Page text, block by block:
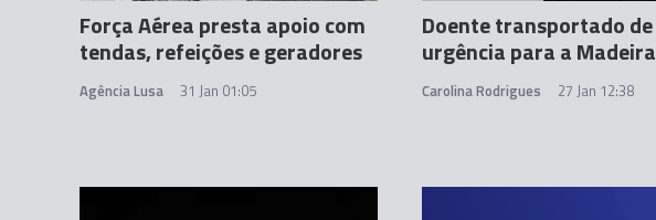
Força Aérea presta apoio com
tendas, refeições e geradores
Agência Lusa 31 Jan 01:05
Doente transportado de
urgência para a Madeira
Carolina Rodrigues 27 Jan 12:38